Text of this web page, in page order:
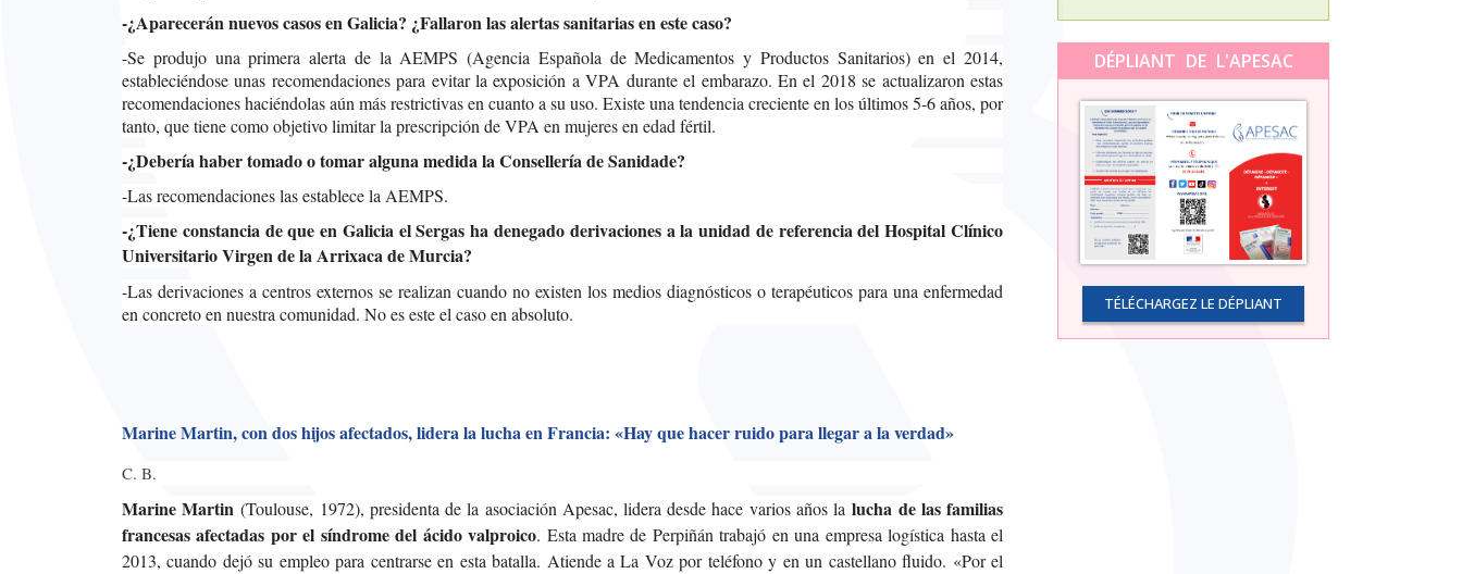
-¿Aparecerán nuevos casos en Galicia? ¿Fallaron las alertas sanitarias en este caso?
-Se produjo una primera alerta de la AEMPS (Agencia Española de Medicamentos y Productos Sanitarios) en el 2014,
estableciéndose unas recomendaciones para evitar la exposición a VPA durante el embarazo. En el 2018 se actualizaron estas
recomendaciones haciéndolas aún más restrictivas en cuanto a su uso. Existe una tendencia creciente en los últimos 5-6 años, por
tanto, que tiene como objetivo limitar la prescripción de VPA en mujeres en edad fértil.
-¿Debería haber tomado o tomar alguna medida la Consellería de Sanidade?
-Las recomendaciones las establece la AEMPS.
-¿Tiene constancia de que en Galicia el Sergas ha denegado derivaciones a la unidad de referencia del Hospital Clínico
Universitario Virgen de la Arrixaca de Murcia?
-Las derivaciones a centros externos se realizan cuando no existen los medios diagnósticos o terapéuticos para una enfermedad
en concreto en nuestra comunidad. No es este el caso en absoluto.
Marine Martin, con dos hijos afectados, lidera la lucha en Francia: «Hay que hacer ruido para llegar a la verdad»
C. B.
Marine Martin (Toulouse, 1972), presidenta de la asociación Apesac, lidera desde hace varios años la lucha de las familias
francesas afectadas por el síndrome del ácido valproico. Esta madre de Perpiñán trabajó en una empresa logística hasta el
2013, cuando dejó su empleo para centrarse en esta batalla. Atiende a La Voz por teléfono y en un castellano fluido. «Por el
DÉPLIANT DE L'APESAC
TÉLÉCHARGEZ LE DÉPLIANT